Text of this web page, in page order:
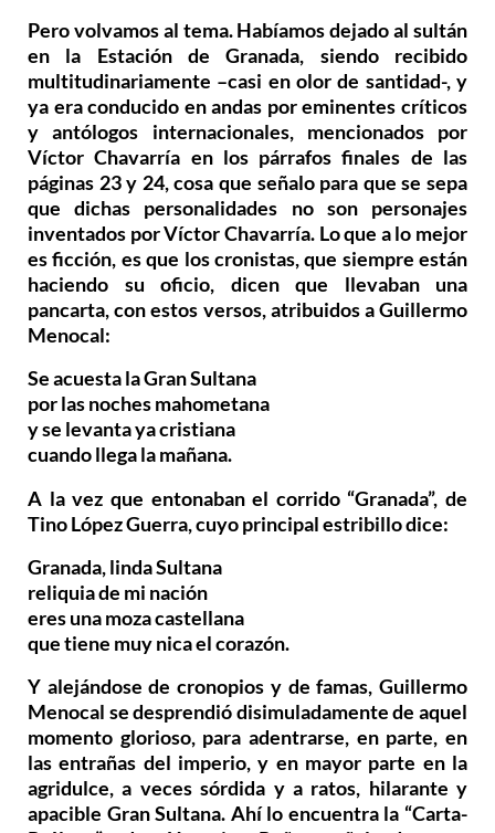
Pero volvamos al tema. Habíamos dejado al sultán
en la Estación de Granada, siendo recibido
multitudinariamente –casi en olor de santidad-, y
ya era conducido en andas por eminentes críticos
y antólogos internacionales, mencionados por
Víctor Chavarría en los párrafos finales de las
páginas 23 y 24, cosa que señalo para que se sepa
que dichas personalidades no son personajes
inventados por Víctor Chavarría. Lo que a lo mejor
es ficción, es que los cronistas, que siempre están
haciendo su oficio, dicen que llevaban una
pancarta, con estos versos, atribuidos a Guillermo
Menocal:
Se acuesta la Gran Sultana
por las noches mahometana
y se levanta ya cristiana
cuando llega la mañana.
A la vez que entonaban el corrido “Granada”, de
Tino López Guerra, cuyo principal estribillo dice:
Granada, linda Sultana
reliquia de mi nación
eres una moza castellana
que tiene muy nica el corazón.
Y alejándose de cronopios y de famas, Guillermo
Menocal se desprendió disimuladamente de aquel
momento glorioso, para adentrarse, en parte, en
las entrañas del imperio, y en mayor parte en la
agridulce, a veces sórdida y a ratos, hilarante y
apacible Gran Sultana. Ahí lo encuentra la “Carta-